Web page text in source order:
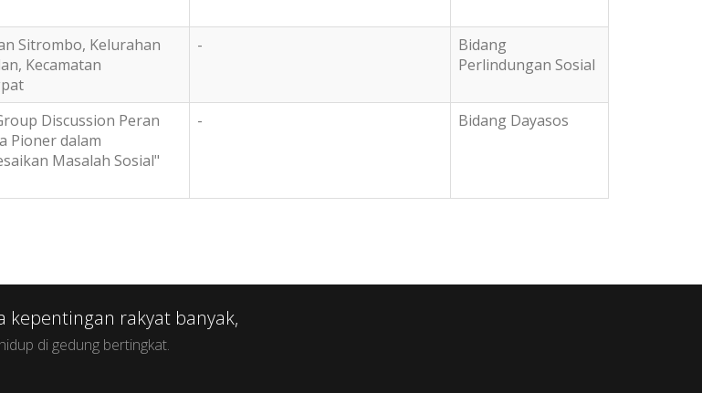
Sitrombo, Kelurahan
Kecamatan
-
Bidang
Perlindungan Sosial
Discussion Peran
Pioner dalam
Masalah Sosial"
- Bidang Dayasos
kepentingan rakyat banyak,
di gedung bertingkat.